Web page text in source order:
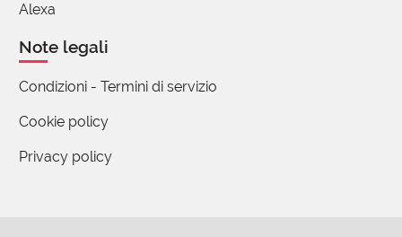
Not to mention the English 'poltroon' and
Alexa
Note legali
Condizioni - Termini di servizio
Cookie policy
Privacy policy